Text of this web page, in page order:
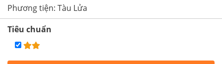
Phương tiện: Tàu Lửa
Tiêu chuẩn